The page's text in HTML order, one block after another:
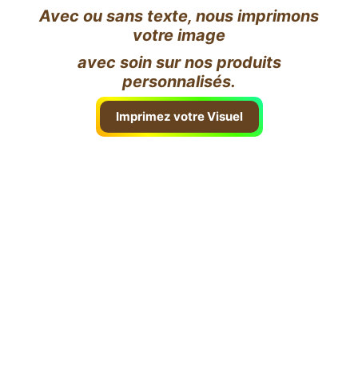
Avec ou sans texte, nous imprimons
votre image
avec soin sur nos produits
personnalisés.
Imprimez votre Visuel